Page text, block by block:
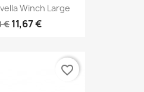
Winch Large
€ 11,67 €
favorite_border